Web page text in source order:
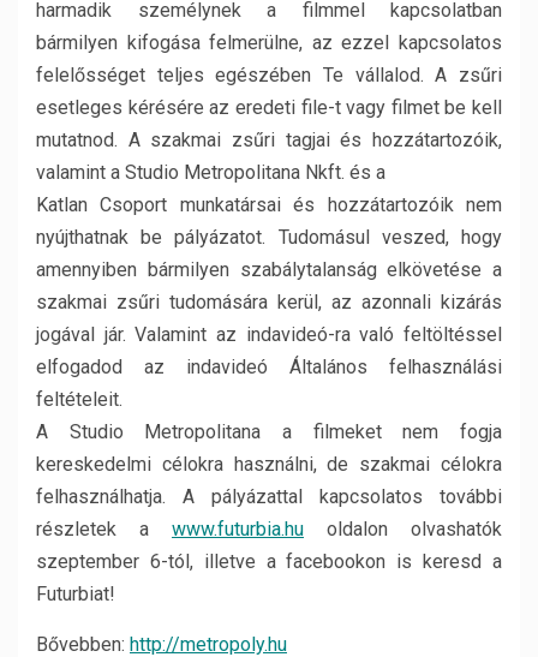
harmadik személynek a filmmel kapcsolatban
bármilyen kifogása felmerülne, az ezzel kapcsolatos
felelősséget teljes egészében Te vállalod. A zsűri
esetleges kérésére az eredeti file-t vagy filmet be kell
mutatnod. A szakmai zsűri tagjai és hozzátartozóik,
valamint a Studio Metropolitana Nkft. és a
Katlan Csoport munkatársai és hozzátartozóik nem
nyújthatnak be pályázatot. Tudomásul veszed, hogy
amennyiben bármilyen szabálytalanság elkövetése a
szakmai zsűri tudomására kerül, az azonnali kizárás
jogával jár. Valamint az indavideó-ra való feltöltéssel
elfogadod az indavideó Általános felhasználási
feltételeit.
A Studio Metropolitana a filmeket nem fogja
kereskedelmi célokra használni, de szakmai célokra
felhasználhatja. A pályázattal kapcsolatos további
részletek a www.futurbia.hu oldalon olvashatók
szeptember 6-tól, illetve a facebookon is keresd a
Futurbiat!
Bővebben: http://metropoly.hu